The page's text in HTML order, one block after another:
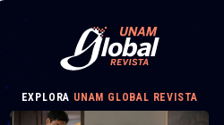
EXPLORA UNAM GLOBAL REVISTA